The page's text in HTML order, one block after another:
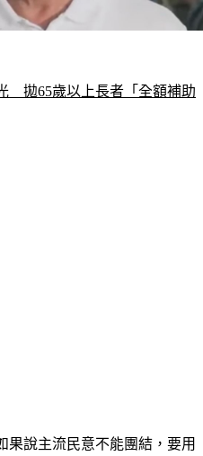
　拋65歲以上長者「全額補助
果說主流民意不能團結，要用